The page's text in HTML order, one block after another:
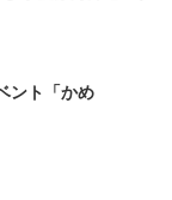
ント
「かめ